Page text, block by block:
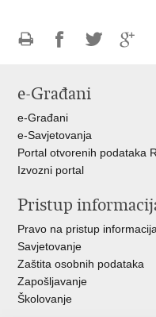
FacebookuTwitteru
e-Građani
e-Građani
e-Savjetovanja
Portal otvorenih podataka
Izvozni portal
Pristup
Pravo na pristup
Savjetovanje
Zaštita osobnih podataka
Zapošljavanje
Školovanje